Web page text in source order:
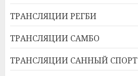
ТРАНСЛЯЦИИ РЕГБИ
ТРАНСЛЯЦИИ САМБО
ТРАНСЛЯЦИИ САННЫЙ СПОРТ